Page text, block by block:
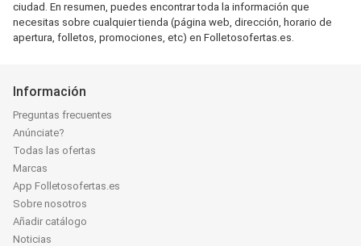
ciudad. En resumen, puedes encontrar toda la información que
necesitas sobre cualquier tienda (página web, dirección, horario de
apertura, folletos, promociones, etc) en Folletosofertas.es.
Información
Preguntas frecuentes
Anúnciate?
Todas las ofertas
Marcas
App Folletosofertas.es
Sobre nosotros
Añadir catálogo
Noticias